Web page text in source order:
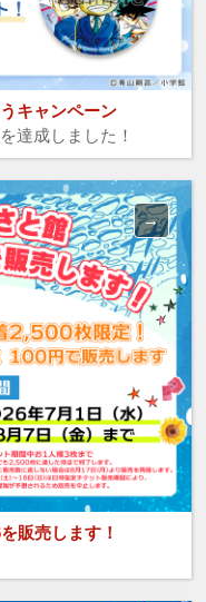
キャンペーン
達成しました！
販売します！